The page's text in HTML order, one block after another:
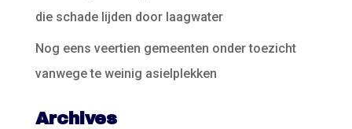
die schade lijden door laagwater
Nog eens veertien gemeenten onder toezicht
vanwege te weinig asielplekken
Archives